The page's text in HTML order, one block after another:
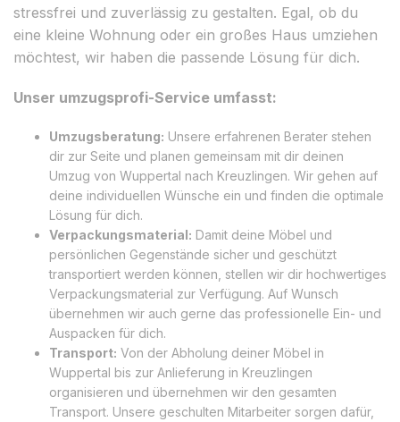
stressfrei und zuverlässig zu gestalten. Egal, ob du
eine kleine Wohnung oder ein großes Haus umziehen
möchtest, wir haben die passende Lösung für dich.
Unser umzugsprofi-Service umfasst:
Umzugsberatung: Unsere erfahrenen Berater stehen
dir zur Seite und planen gemeinsam mit dir deinen
Umzug von Wuppertal nach Kreuzlingen. Wir gehen auf
deine individuellen Wünsche ein und finden die optimale
Lösung für dich.
Verpackungsmaterial: Damit deine Möbel und
persönlichen Gegenstände sicher und geschützt
transportiert werden können, stellen wir dir hochwertiges
Verpackungsmaterial zur Verfügung. Auf Wunsch
übernehmen wir auch gerne das professionelle Ein- und
Auspacken für dich.
Transport: Von der Abholung deiner Möbel in
Wuppertal bis zur Anlieferung in Kreuzlingen
organisieren und übernehmen wir den gesamten
Transport. Unsere geschulten Mitarbeiter sorgen dafür,